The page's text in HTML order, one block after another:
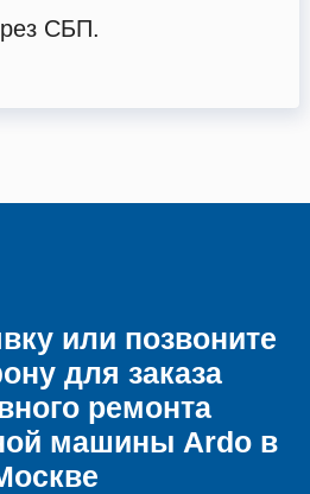
СБП.
или позвоните
для заказа
ремонта
машины Ardo в